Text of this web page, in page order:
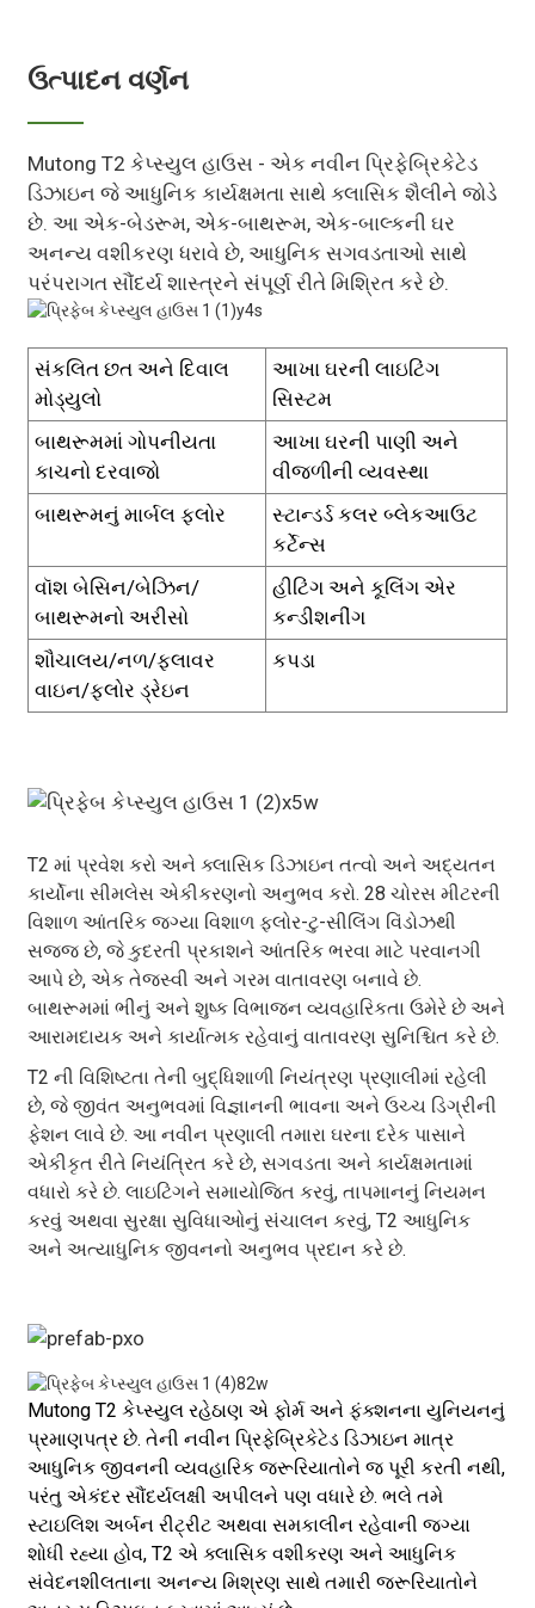
ઉત્પાદન વર્ણન
Mutong T2 કેપ્સ્યુલ હાઉસ - એક નવીન પ્રિફેબ્રિકેટેડ
ડિઝાઇન જે આધુનિક કાર્યક્ષમતા સાથે ક્લાસિક શૈલીને જોડે
છે. આ એક-બેડરૂમ, એક-બાથરૂમ, એક-બાલ્કની ઘર
અનન્ય વશીકરણ ધરાવે છે, આધુનિક સગવડતાઓ સાથે
પરંપરાગત સૌંદર્ય શાસ્ત્રને સંપૂર્ણ રીતે મિશ્રિત કરે છે.
સંકલિત છત અને દિવાલ
મોડ્યુલો
આખા ઘરની લાઇટિંગ
સિસ્ટમ
બાથરૂમમાં ગોપનીયતા
કાચનો દરવાજો
આખા ઘરની પાણી અને
વીજળીની વ્યવસ્થા
બાથરૂમનું માર્બલ ફ્લોર
સ્ટાન્ડર્ડ કલર બ્લેકઆઉટ
કર્ટેન્સ
વૉશ બેસિન/બેઝિન/
બાથરૂમનો અરીસો
હીટિંગ અને કૂલિંગ એર
કન્ડીશનીંગ
શૌચાલય/નળ/ફ્લાવર
વાઇન/ફ્લોર ડ્રેઇન
કપડા
T2 માં પ્રવેશ કરો અને ક્લાસિક ડિઝાઇન તત્વો અને અદ્યતન
કાર્યોના સીમલેસ એકીકરણનો અનુભવ કરો. 28 ચોરસ મીટરની
વિશાળ આંતરિક જગ્યા વિશાળ ફ્લોર-ટુ-સીલિંગ વિંડોઝથી
સજ્જ છે, જે કુદરતી પ્રકાશને આંતરિક ભરવા માટે પરવાનગી
આપે છે, એક તેજસ્વી અને ગરમ વાતાવરણ બનાવે છે.
બાથરૂમમાં ભીનું અને શુષ્ક વિભાજન વ્યવહારિકતા ઉમેરે છે અને
આરામદાયક અને કાર્યાત્મક રહેવાનું વાતાવરણ સુનિશ્ચિત કરે છે.
T2 ની વિશિષ્ટતા તેની બુદ્ધિશાળી નિયંત્રણ પ્રણાલીમાં રહેલી
છે, જે જીવંત અનુભવમાં વિજ્ઞાનની ભાવના અને ઉચ્ચ ડિગ્રીની
ફેશન લાવે છે. આ નવીન પ્રણાલી તમારા ઘરના દરેક પાસાને
એકીકૃત રીતે નિયંત્રિત કરે છે, સગવડતા અને કાર્યક્ષમતામાં
વધારો કરે છે. લાઇટિંગને સમાયોજિત કરવું, તાપમાનનું નિયમન
કરવું અથવા સુરક્ષા સુવિધાઓનું સંચાલન કરવું, T2 આધુનિક
અને અત્યાધુનિક જીવનનો અનુભવ પ્રદાન કરે છે.
Mutong T2 કેપ્સ્યુલ રહેઠાણ એ ફોર્મ અને ફંક્શનના યુનિયનનું
પ્રમાણપત્ર છે. તેની નવીન પ્રિફેબ્રિકેટેડ ડિઝાઇન માત્ર
આધુનિક જીવનની વ્યવહારિક જરૂરિયાતોને જ પૂરી કરતી નથી,
પરંતુ એકંદર સૌંદર્યલક્ષી અપીલને પણ વધારે છે. ભલે તમે
સ્ટાઇલિશ અર્બન રીટ્રીટ અથવા સમકાલીન રહેવાની જગ્યા
શોધી રહ્યા હોવ, T2 એ ક્લાસિક વશીકરણ અને આધુનિક
સંવેદનશીલતાના અનન્ય મિશ્રણ સાથે તમારી જરૂરિયાતોને